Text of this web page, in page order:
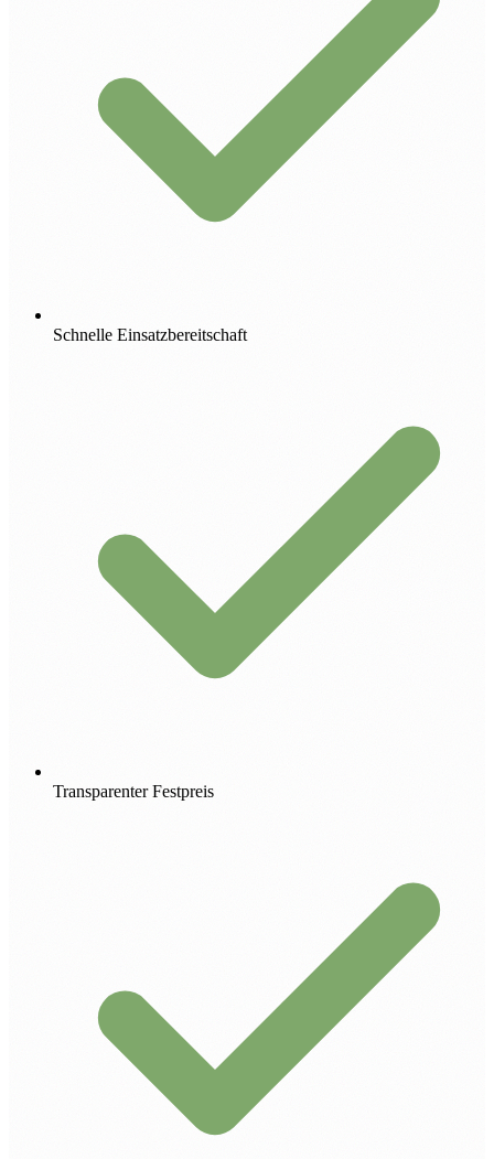
Schnelle Einsatzbereitschaft
Transparenter Festpreis